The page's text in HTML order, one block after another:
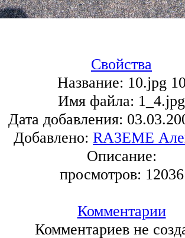
Свойства
Название: 10.jpg
Имя файла: 1_4.jpg
Дата добавления:
Добавлено: RA3EME
Описание:
просмотров: 12036
Комментарии
Комментариев не